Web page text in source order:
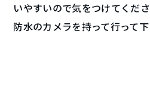
いやすいので気をつけてくださ
防水のカメラを持って行って下